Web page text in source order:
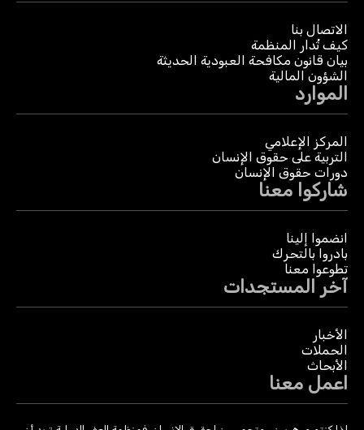
الاتصال بنا
كيف تُدار المنظمة
بيان قانون مكافحة العبودية الحديثة
الشؤون المالية
الموارد
المركز الإعلامي
التربية على حقوق الإنسان
دورات حقوق الإنسان
شاركوا معنا
انضموا إلينا
بادروا بالتحرك
تطوعوا معنا
آخر المستجدات
الأخبار
الحملات
الأبحاث
اعمل معنا